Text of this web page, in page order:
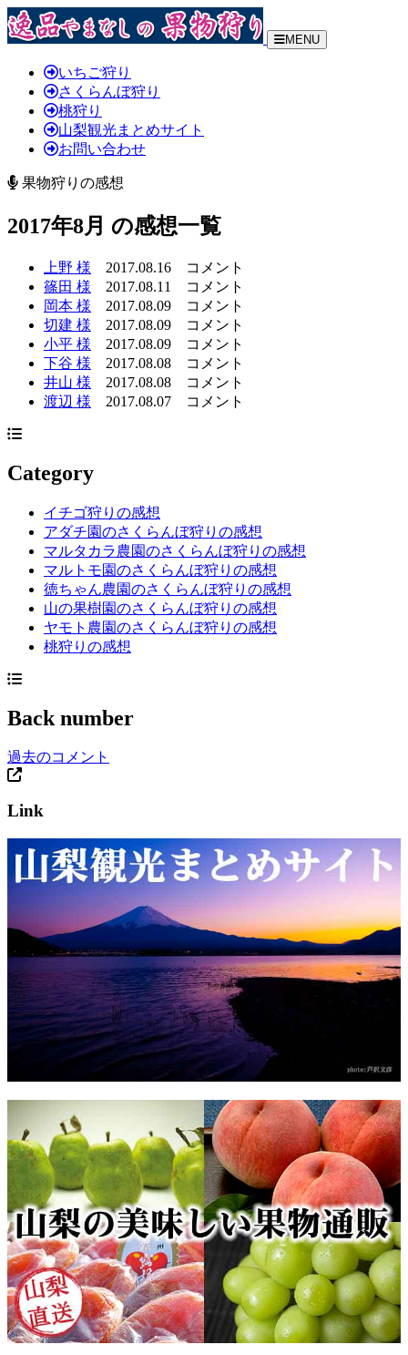
MENU
いちご狩り
さくらんぼ狩り
桃狩り
山梨観光まとめサイト
お問い合わせ
果物狩りの感想
2017年8月 の感想一覧
上野 様 2017.08.16 コメント
篠田 様
2017.08.11
コメント
岡本 様
2017.08.09 コメント
切建 様
2017.08.09 コメント
小平 様
2017.08.09 コメント
下谷 様
2017.08.08 コメント
井山 様
2017.08.08 コメント
渡辺 様
2017.08.07 コメント
Category
イチゴ狩りの感想
アダチ園のさくらんぼ狩りの感想
マルタカラ農園のさくらんぼ狩りの感想
マルトモ園のさくらんぼ狩りの感想
徳ちゃん農園のさくらんぼ狩りの感想
山の果樹園のさくらんぼ狩りの感想
ヤモト農園のさくらんぼ狩りの感想
桃狩りの感想
Back number
過去のコメント
Link